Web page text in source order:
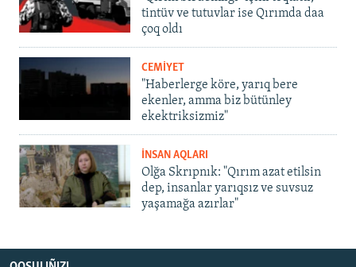
tintüv ve tutuvlar ise Qırımda daa
çoq oldı
CEMİYET
"Haberlerge köre, yarıq bere
ekenler, amma biz bütünley
ekektriksizmiz"
İNSAN AQLARI
Olğa Skrıpnık: "Qırım azat etilsin
dep, insanlar yarıqsız ve suvsuz
yaşamağa azırlar"